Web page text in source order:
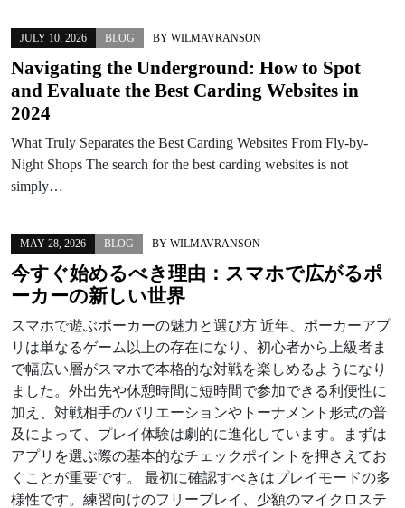
JULY 10, 2026 BLOG BY WILMAVRANSON
Navigating the Underground: How to Spot
and Evaluate the Best Carding Websites in
2024
What Truly Separates the Best Carding Websites From Fly-by-
Night Shops The search for the best carding websites is not
simply…
MAY 28, 2026 BLOG BY WILMAVRANSON
今すぐ始めるべき理由：スマホで広がるポ
ーカーの新しい世界
スマホで遊ぶポーカーの魅力と選び方 近年、ポーカーアプ
リは単なるゲーム以上の存在になり、初心者から上級者ま
で幅広い層がスマホで本格的な対戦を楽しめるようになり
ました。外出先や休憩時間に短時間で参加できる利便性に
加え、対戦相手のバリエーションやトーナメント形式の普
及によって、プレイ体験は劇的に進化しています。まずは
アプリを選ぶ際の基本的なチェックポイントを押さえてお
くことが重要です。 最初に確認すべきはプレイモードの多
様性です。練習向けのフリープレイ、少額のマイクロステ